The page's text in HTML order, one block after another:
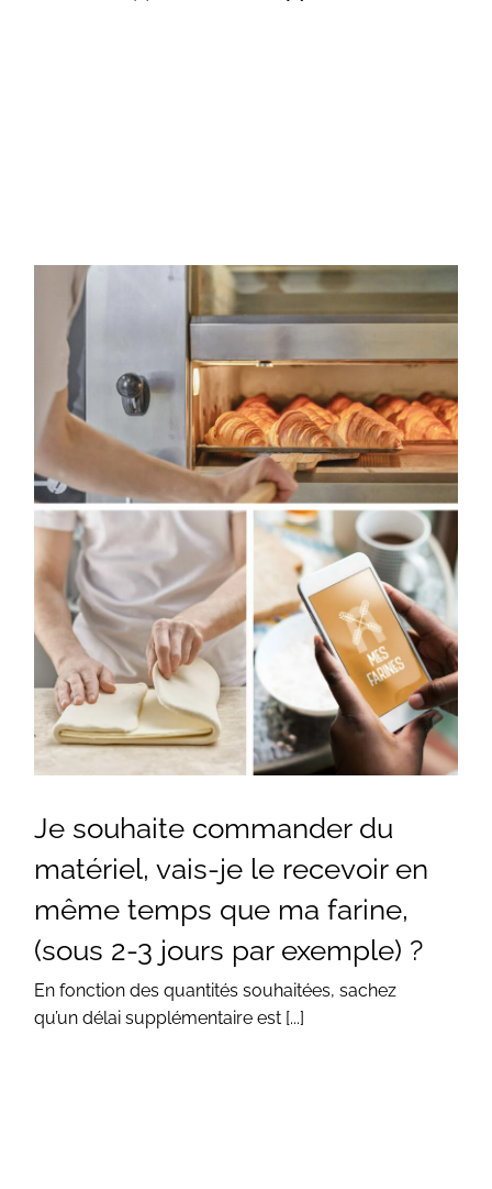
Je souhaite commander du
matériel, vais-je le recevoir en
même temps que ma farine,
(sous 2-3 jours par exemple) ?
En fonction des quantités souhaitées, sachez
qu’un délai supplémentaire est [...]